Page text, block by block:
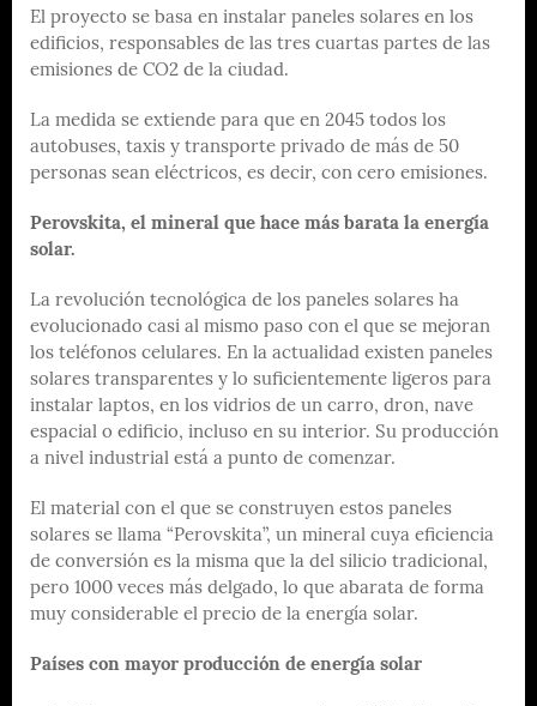
El proyecto se basa en instalar paneles solares en los
edificios, responsables de las tres cuartas partes de las
emisiones de CO2 de la ciudad.
La medida se extiende para que en 2045 todos los
autobuses, taxis y transporte privado de más de 50
personas sean eléctricos, es decir, con cero emisiones.
Perovskita, el mineral que hace más barata la energía
solar.
La revolución tecnológica de los paneles solares ha
evolucionado casi al mismo paso con el que se mejoran
los teléfonos celulares. En la actualidad existen paneles
solares transparentes y lo suficientemente ligeros para
instalar laptos, en los vidrios de un carro, dron, nave
espacial o edificio, incluso en su interior. Su producción
a nivel industrial está a punto de comenzar.
El material con el que se construyen estos paneles
solares se llama “Perovskita”, un mineral cuya eficiencia
de conversión es la misma que la del silicio tradicional,
pero 1000 veces más delgado, lo que abarata de forma
muy considerable el precio de la energía solar.
Países con mayor producción de energía solar